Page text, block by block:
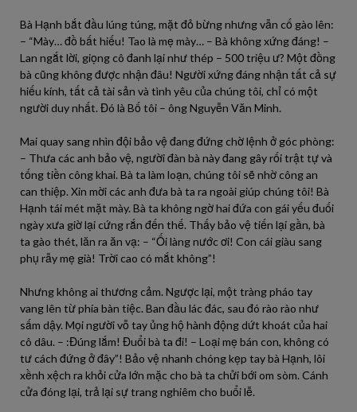
Bà Hạnh bắt đầu lúng túng, mặt đỏ bừng nhưng vẫn cố gào lên:
– “Mày… đồ bất hiếu! Tao là mẹ mày… – Bà không xứng đáng! –
Lan ngắt lời, giọng cô đanh lại như thép – 500 triệu ư? Một đồng
bà cũng không được nhận đâu! Người xứng đáng nhận tất cả sự
hiếu kính, tất cả tài sản và tình yêu của chúng tôi, chỉ có một
người duy nhất. Đó là Bố tôi – ông Nguyễn Văn Minh.
Mai quay sang nhìn đội bảo vệ đang đứng chờ lệnh ở góc phòng:
– Thưa các anh bảo vệ, người đàn bà này đang gây rối trật tự và
tống tiền công khai. Bà ta làm loạn, chúng tôi sẽ nhờ công an
can thiệp. Xin mời các anh đưa bà ta ra ngoài giúp chúng tôi! Bà
Hạnh tái mét mặt mày. Bà ta không ngờ hai đứa con gái yếu đuối
ngày xưa giờ lại cứng rắn đến thế. Thấy bảo vệ tiến lại gần, bà
ta gào thét, lăn ra ăn vạ: – “Ối làng nước ơi! Con cái giàu sang
phụ rẫy mẹ già! Trời cao có mắt không”!
Nhưng không ai thương cảm. Ngược lại, một tràng pháo tay
vang lên từ phía bàn tiệc. Ban đầu lác đác, sau đó rào rào như
sấm dậy. Mọi người vỗ tay ủng hộ hành động dứt khoát của hai
cô dâu. – :Đúng lắm! Đuổi bà ta đi! – Loại mẹ bán con, không có
tư cách đứng ở đây”! Bảo vệ nhanh chóng kẹp tay bà Hạnh, lôi
xềnh xệch ra khỏi cửa lớn mặc cho bà ta chửi bới om sòm. Cánh
cửa đóng lại, trả lại sự trang nghiêm cho buổi lễ.